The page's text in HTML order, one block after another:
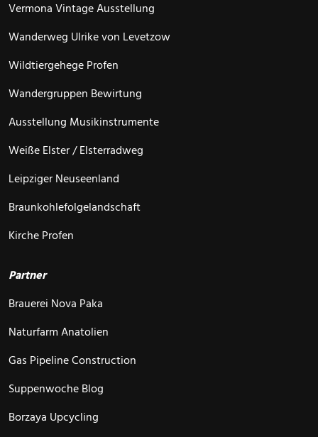
Vermona Vintage Ausstellung
Wanderweg Ulrike von Levetzow
Wildtiergehege Profen
Wandergruppen Bewirtung
Ausstellung Musikinstrumente
Weiße Elster / Elsterradweg
Leipziger Neuseenland
Braunkohlefolgelandschaft
Kirche Profen
Partner
Brauerei Nova Paka
Naturfarm Anatolien
Gas Pipeline Construction
Suppenwoche Blog
Borzaya Upcycling